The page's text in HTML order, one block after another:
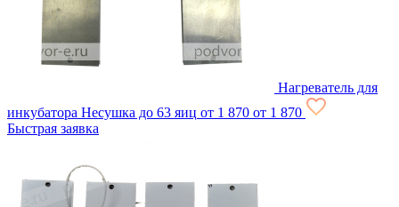
Нагреватель для
инкубатора Несушка до 63 яиц от 1 870 от 1 870
Быстрая заявка